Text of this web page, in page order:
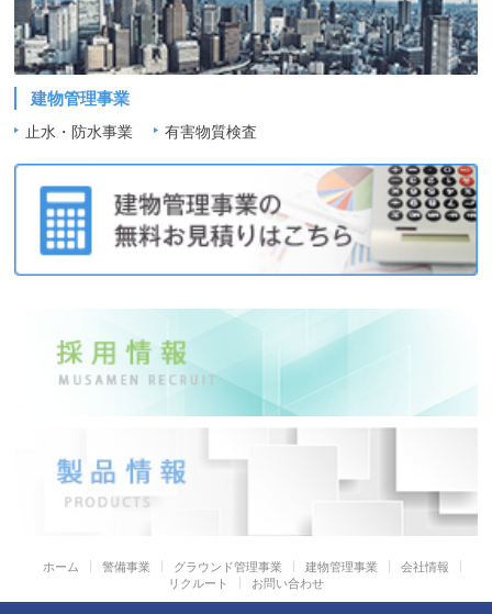
建物管理事業
止水・防水事業 有害物質検査
ホーム 警備事業 グラウンド管理事業 建物管理事業
会社情報
リクルート
お問い合わせ